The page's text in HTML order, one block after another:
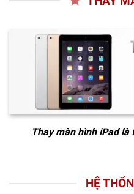
Thay màn hình iPadlà
HỆ